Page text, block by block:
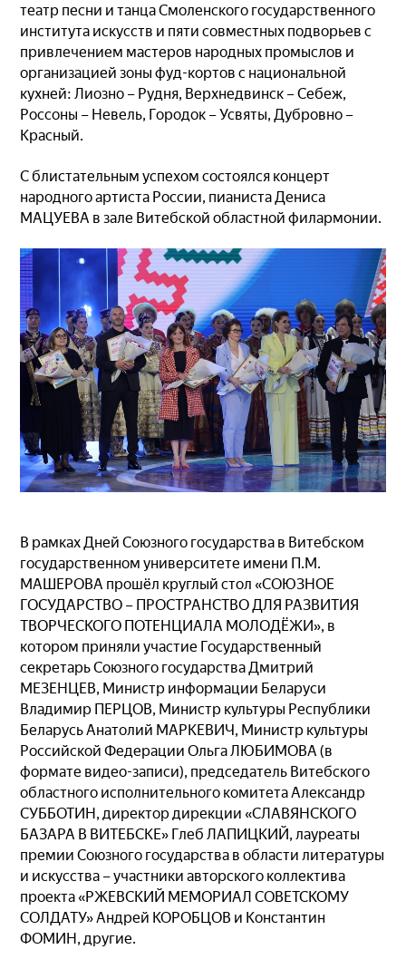
театр песни и танца Смоленского государственного
института искусств и пяти совместных подворьев с
привлечением мастеров народных промыслов и
организацией зоны фуд-кортов с национальной
кухней: Лиозно – Рудня, Верхнедвинск – Себеж,
Россоны – Невель, Городок – Усвяты, Дубровно –
Красный.
С блистательным успехом состоялся концерт
народного артиста России, пианиста Дениса
МАЦУЕВА в зале Витебской областной филармонии.
В рамках Дней Союзного государства в Витебском
государственном университете имени П.М.
МАШЕРОВА прошёл круглый стол «СОЮЗНОЕ
ГОСУДАРСТВО – ПРОСТРАНСТВО ДЛЯ РАЗВИТИЯ
ТВОРЧЕСКОГО ПОТЕНЦИАЛА МОЛОДЁЖИ», в
котором приняли участие Государственный
секретарь Союзного государства Дмитрий
МЕЗЕНЦЕВ, Министр информации Беларуси
Владимир ПЕРЦОВ, Министр культуры Республики
Беларусь Анатолий МАРКЕВИЧ, Министр культуры
Российской Федерации Ольга ЛЮБИМОВА (в
формате видео-записи), председатель Витебского
областного исполнительного комитета Александр
СУББОТИН, директор дирекции «СЛАВЯНСКОГО
БАЗАРА В ВИТЕБСКЕ» Глеб ЛАПИЦКИЙ, лауреаты
премии Союзного государства в области литературы
и искусства – участники авторского коллектива
проекта «РЖЕВСКИЙ МЕМОРИАЛ СОВЕТСКОМУ
СОЛДАТУ» Андрей КОРОБЦОВ и Константин
ФОМИН, другие.